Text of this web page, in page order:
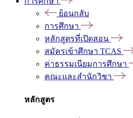
ย้อนกลับ
การศึกษา
หลักสูตรที่เปิดสอน
สมัครเข้าศึกษา TCAS
ค่าธรรมเนียมการศึกษา
คณะและสำนักวิชา
หลักสูตร